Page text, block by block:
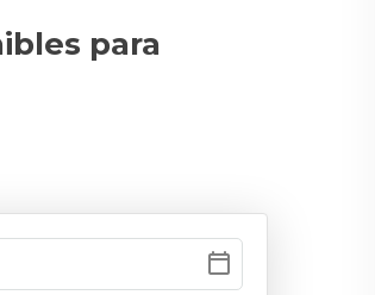
para
calendar_today